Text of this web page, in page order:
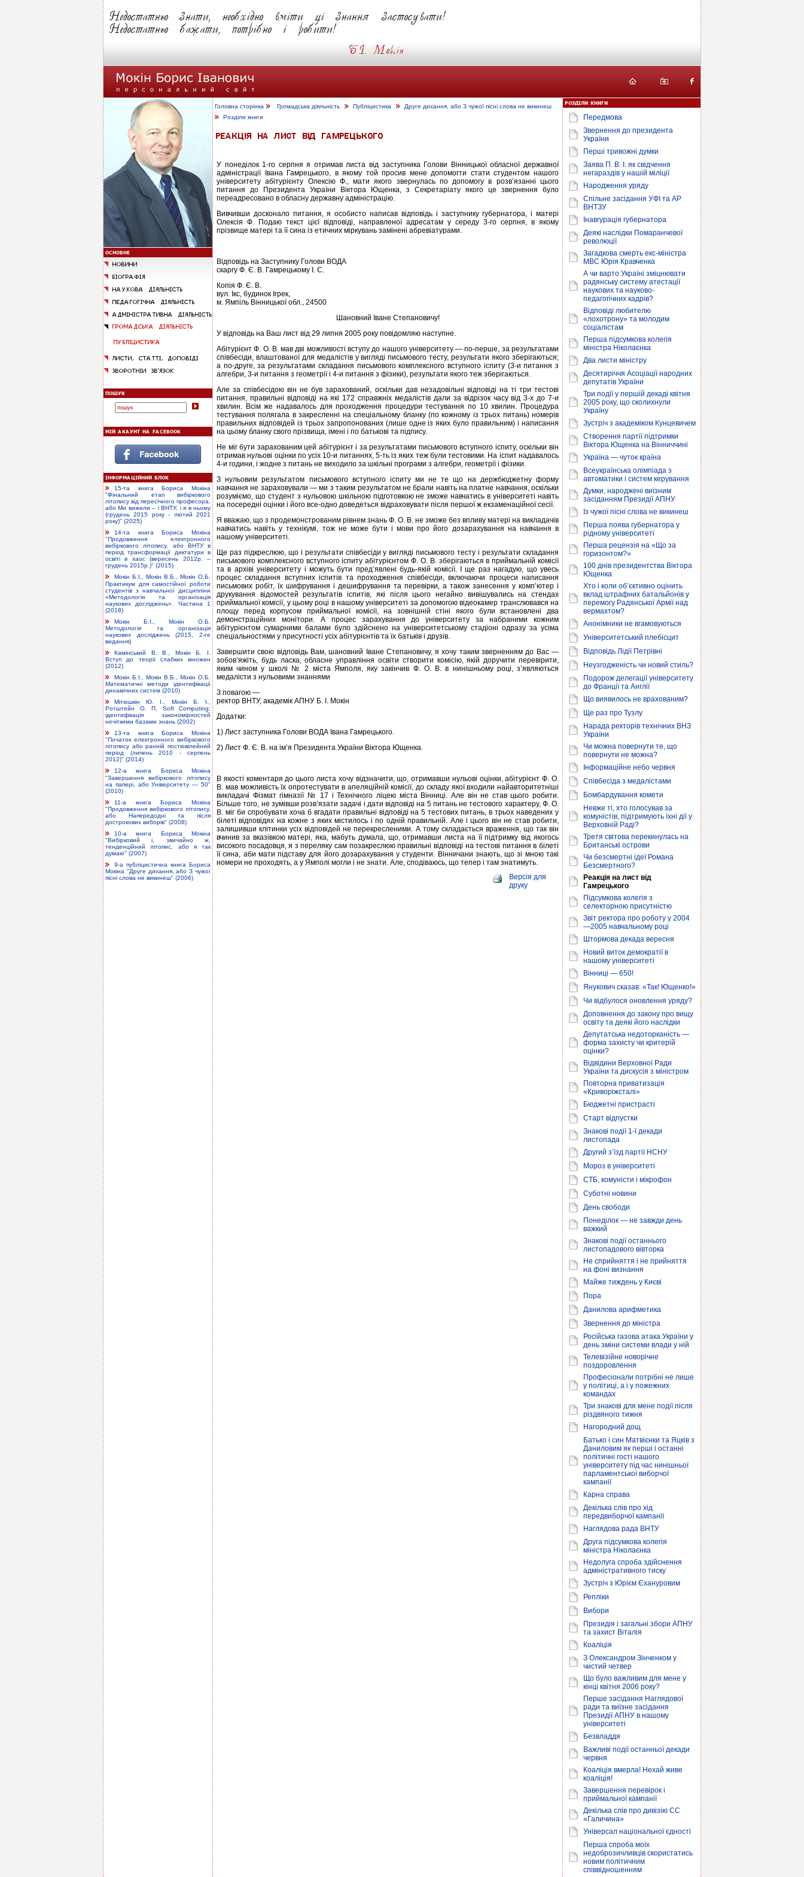
15-та книга Бориса Мокіна
"Фінальний етап вибіркового
літопису від пересічного професора,
або Ми вижили – і ВНТУ, і я в ньому
(грудень 2015 року - лютий 2021
року)" (2025)
14-та книга Бориса Мокіна
"Продовження електронного
вибіркового літопису, або ВНТУ в
період трансформації диктатури в
освіті в хаос (вересень 2012р. –
грудень 2015р.)" (2015)
Мокін Б.І., Мокін В.Б., Мокін О.Б.
Практикум для самостійної роботи
студентів з навчальної дисципліни
«Методологія та організація
наукових досліджень». Частина 1
(2018)
Мокін Б.І., Мокін О.Б.
Методологія та організація
наукових досліджень (2015, 2-ге
видання)
Камінський В. В., Мокін Б. І.
Вступ до теорії слабких множин
(2012)
Мокін Б.І., Мокін В.Б., Мокін О.Б.
Математичні методи ідентифікації
динамічних систем (2010)
Мітюшкін Ю. І., Мокін Б. І.,
Ротштейн О. П. Soft Computing:
ідентифікація закономірностей
нечіткими базами знань (2002)
13-та книга Бориса Мокіна
"Початок електронного вибіркового
літопису або ранній постювілейний
період (липень 2010 - серпень
2012)" (2014)
12-а книга Бориса Мокіна
"Завершення вибіркового літопису
на папері, або Університету — 50"
(2010)
11-а книга Бориса Мокіна
"Продовження вибіркового літопису,
або Напередодні та після
дострокових виборів" (2008)
10-а книга Бориса Мокіна
"Вибірковий і, звичайно ж,
тенденційний літопис, або я так
думаю" (2007)
9-а публіцистична книга Бориса
Мокіна "Друге дихання, або З чужої
пісні слова не викинеш" (2006)
Головна сторінка Громадська діяльність Публіцистика
Друге дихання, або З чужої пісні слова не викинеш
Розділи книги
У понеділок 1-го серпня я отримав листа від заступника Голови Вінницької обласної державної
адміністрації Івана Гамрецького, в якому той просив мене допомогти стати студентом нашого
університету абітурiєнту Олексію Ф., мати якого звернулась по допомогу в розв’язанні цього
питання до Президента України Віктора Ющенка, з Секретаріату якого це звернення було
переадресовано в обласну державну адмінiстрацію.
Вивчивши досконало питання, я особисто написав відповідь і заступнику губернатора, і матері
Олексія Ф. Подаю текст цієї відповіді, направленої адресатам у середу 3-го серпня, в якому
прізвище матері та її сина із етичних міркувань замінені абревіатурами.
Відповідь на Заступнику Голови ВОДА
скаргу Ф. Є. В. Гамрецькому І. С.
Копія Ф. Є. В.
вул. Ікс, будинок Ігрек,
м. Ямпіль Вінницької обл., 24500
Шановний Іване Степановичу!
У відповідь на Ваш лист від 29 липня 2005 року повідомляю наступне.
Абітурієнт Ф. О. В. мав дві можливості вступу до нашого університету — по-перше, за результатами
співбесіди, влаштованої для медалістів у вигляді письмового тесту, результати якого зберігаються;
а по-друге, за результатами складання письмового комплексного вступного іспиту (3-и питання з
алгебри, 3-и питання з геометрії і 4-и питання з фізики), результати якого теж зберігаються.
Але за співбесідою він не був зарахований, оскільки дав незадовільні відповіді на ті три тестові
питання, правильні відповіді на які 172 справжніх медалістів дали за відрізок часу від 3-х до 7-и
хвилин. Всім же надавалось для проходження процедури тестування по 10 хвилин. Процедура
тестування полягала в закресленні на спеціальному бланку (по кожному із трьох питань) номерів
правильних відповідей із трьох запропонованих (лише одне із яких було правильним) і написання
на цьому бланку свого прізвища, імені і по батькові та підпису.
Не міг бути зарахованим цей абітурієнт і за результатами письмового вступного іспиту, оскільки він
отримав нульові оцінки по усіх 10-и питаннях, 5-ть із яких теж були тестовими. На іспит надавалось
4-и години, і жодне з питань не виходило за шкільні програми з алгебри, геометрії і фізики.
З нульовим результатом письмового вступного іспиту ми не те що на держбюджетну форму
навчання не зараховували — ми з таким результатом не брали навіть на платне навчання, оскільки
розуміємо, що студент з нульовою шкільною підготовкою не зможе навчатись в університеті навіть
на посередні оцінки і його все-одно доведеться відраховувати після першої ж екзаменаційної сесії.
Я вважаю, що з продемонстрованим рівнем знань Ф. О. В. не зможе без впливу матері на викладачів
навчатись навіть у технікумі, тож не може бути і мови про його дозарахування на навчання в
нашому університеті.
Ще раз підкреслюю, що і результати співбесіди у вигляді письмового тесту і результати складання
письмового комплексного вступного іспиту абітурієнтом Ф. О. В. зберігаються в приймальній комісії
та в архіві університету і можуть бути пред’явлені будь-якій комісії. І ще раз нагадую, що увесь
процес складання вступних іспитів та проходження співбесіди, включаючи процеси написання
письмових робіт, їх шифрування і дешифрування та перевірки, а також занесення у комп’ютер і
друкування відомостей результатів іспитів, які після цього негайно вивішувались на стендах
приймальної комісії, у цьому році в нашому університеті за допомогою відеокамер транслювався на
площу перед корпусом приймальної комісії, на зовнішній стіні якого були встановлені два
демонстраційних монітори. А процес зарахування до університету за набраними кожним
абітурієнтом сумарними балами було здійснено на університетському стадіоні одразу за усіма
спеціальностями у присутності усіх абітурієнтів та їх батьків і друзів.
Завершити свою відповідь Вам, шановний Іване Степановичу, я хочу таким зверненням до Вас —
зобов’яжіть, будь ласка, обласне управління освіти створити комісію, якій доручити перевірити,
яким чином у школі № 2 міста Ямполя, яку закінчив Ф. О. В. в нинішньому році, з’являються
медалісти з нульовими знаннями
З повагою —
ректор ВНТУ, академік АПНУ Б. І. Мокін
Додатки:
1) Лист заступника Голови ВОДА Івана Гамрецького.
2) Лист Ф. Є. В. на ім’я Президента України Віктора Ющенка.
В якості коментаря до цього листа хочу відзначити, що, отримавши нульові оцінки, абітурієнт Ф. О.
В. мав можливість їх опротестувати в апеляційній комісії, до складу якої входили найавторитетніші
викладачі Фізмат гімназії № 17 і Технічного ліцею міста Вінниці. Але він не став цього робити.
Більше того, не зумівши розв’язати задачі і дати відповіді на 5 питань не тестового характеру, Ф. О.
В. міг би спробувати хоча б вгадати правильні відповіді на 5 тестових питань, в трьох наведених у
білеті відповідях на кожне з яких містилось і по одній правильній. Але і цього він не став робити,
залишивши клітинки усіх відповідей не перекресленими. А тому складається враження, що так він
вчинив за вказівкою матері, яка, мабуть думала, що, отримавши листа на її підтримку від якогось
високого посадовця, я з переляку сам позакреслюю правильні відповіді на тестові питання в білеті
її сина, аби мати підставу для його дозарахування у студенти. Вінничани знають, що зі мною такі
номери не проходять, а у Ямполі могли і не знати. Але, сподіваюсь, що тепер і там знатимуть.
Версія для
друку
Передмова
Звернення до президента
України
Перші тривожні думки
Заява П. В. І. як свідчення
негараздів у нашій міліції
Народження уряду
Спільне засідання УФІ та АР
ВНТЗУ
Інавгурація губернатора
Деякі наслідки Помаранчевої
революції
Загадкова смерть екс-міністра
МВС Юрія Кравченка
А чи варто Україні зміцнювати
радянську систему атестації
наукових та науково-
педагогічних кадрів?
Відповіді любителю
«лохотрону» та молодим
соціалістам
Перша підсумкова колегія
міністра Ніколаєнка
Два листи міністру
Десятиріччя Асоціації народних
депутатів України
Три події у першій декаді квітня
2005 року, що сколихнули
Україну
Зустріч з академіком Кунцевичем
Створення партії підтримки
Віктора Ющенка на Вінниччині
Україна — чуток країна
Всеукраїнська олімпіада з
автоматики і систем керування
Думки, народжені виїзним
засіданням Президії АПНУ
Із чужої пісні слова не викинеш
Перша поява губернатора у
рідному університеті
Перша рецензія на «Що за
горизонтом?»
100 днів президентства Віктора
Ющенка
Хто і коли об’єктивно оцінить
вклад штрафних батальйонів у
перемогу Радянської Армії над
вермахтом?
Анонімники не вгамовуються
Університетський плебісцит
Відповідь Лідії Петрівні
Неузгодженість чи новий стиль?
Подорож делегації університету
до Франції та Англії
Що виявилось не врахованим?
Ще раз про Тузлу
Нарада ректорів технічних ВНЗ
України
Чи можна повернути те, що
повернути не можна?
Інформаційне небо червня
Співбесіда з медалістами
Бомбардування комети
Невже ті, хто голосував за
комуністів, підтримують їхні дії у
Верховній Раді?
Третя світова перекинулась на
Британські острови
Чи безсмертні ідеї Романа
Безсмертного?
Реакція на лист від
Гамрецького
Підсумкова колегія з
селекторною присутністю
Звіт ректора про роботу у 2004
—2005 навчальному році
Штормова декада вересня
Новий виток демократії в
нашому університеті
Вінниці — 650!
Янукович сказав: «Так! Ющенко!»
Чи відбулося оновлення уряду?
Доповнення до закону про вищу
освіту та деякі його наслідки
Депутатська недоторканість —
форма захисту чи критерій
оцінки?
Відвідини Верховної Ради
України та дискусія з міністром
Повторна приватизація
«Криворіжсталі»
Бюджетні пристрасті
Старт відпустки
Знакові події 1-ї декади
листопада
Другий з’їзд партії НСНУ
Мороз в університеті
СТБ, комуністи і мікрофон
Суботні новини
День свободи
Понеділок — не завжди день
важкий
Знакові події останнього
листопадового вівторка
Не сприйняття і не прийняття
на фоні визнання
Майже тиждень у Києві
Пора
Данилова арифметика
Звернення до міністра
Російська газова атака України у
день зміни системи влади у ній
Телевізійне новорічне
поздоровлення
Професіонали потрібні не лише
у політиці, а і у пожежних
командах
Три знакові для мене події після
різдвяного тижня
Нагородний дощ
Батько і син Матвієнки та Яцків з
Даниловим як перші і останні
політичні гості нашого
університету під час нинішньої
парламентської виборчої
кампанії
Карна справа
Декілька слів про хід
передвиборчої кампанії
Наглядова рада ВНТУ
Друга підсумкова колегія
міністра Ніколаєнка
Недолуга спроба здійснення
адміністративного тиску
Зустріч з Юрієм Єхануровим
Репліки
Вибори
Президія і загальні збори АПНУ
та захист Віталія
Коаліція
З Олександром Зінченком у
чистий четвер
Що було важливим для мене у
кінці квітня 2006 року?
Перше засідання Наглядової
ради та виїзне засідання
Президії АПНУ в нашому
університеті
Безвладдя
Важливі події останньої декади
червня
Коаліція вмерла! Нехай живе
коаліція!
Завершення перевірок і
приймальної кампанії
Декілька слів про дивізію СС
«Галичина»
Універсал національної єдності
Перша спроба моїх
недоброзичливців скористатись
новим політичним
співвідношенням